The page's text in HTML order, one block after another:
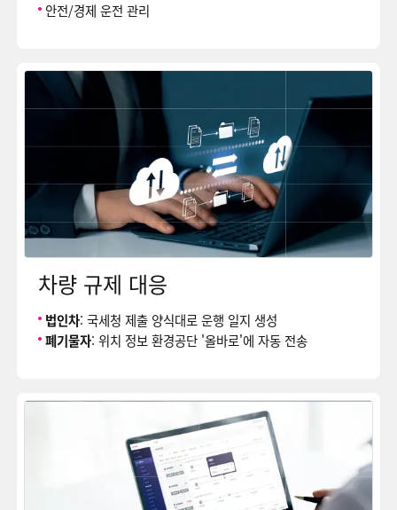
안전/경제 운전 관리
차량 규제 대응
법인차: 국세청 제출 양식대로 운행 일지 생성
폐기물자: 위치 정보 환경공단 '올바로'에 자동 전송